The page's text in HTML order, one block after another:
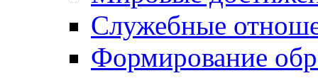
Служебные
Формирование